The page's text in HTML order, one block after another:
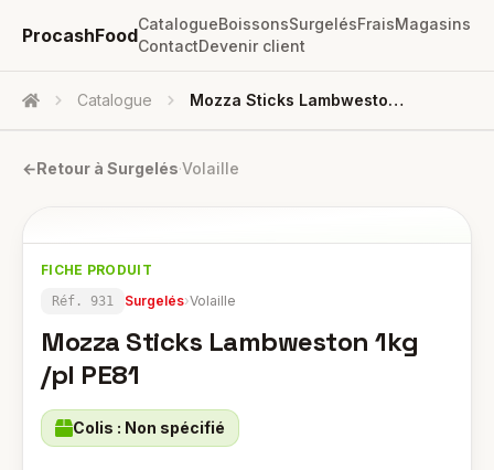
ProcashFood
CatalogueBoissonsSurgelésFraisMagasins
ContactDevenir client
Accueil Catalogue Mozza Sticks Lambweston 1kg /pl PE81
←Retour à Surgelés·Volaille
FICHE PRODUIT
Réf. 931 Surgelés›Volaille
Mozza Sticks Lambweston 1kg
/pl PE81
Colis : Non spécifié